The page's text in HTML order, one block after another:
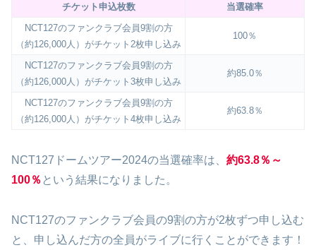
チケット申込枚数
当選確率
NCT127のファンクラブ会員9割の方
（約126,000人）がチケット2枚申し込み
100％
NCT127のファンクラブ会員9割の方
（約126,000人）がチケット3枚申し込み
約85.0％
NCT127のファンクラブ会員9割の方
（約126,000人）がチケット4枚申し込み
約63.8％
NCT127ドームツアー2024の当選確率は、 約63.8％～
100％ という結果になりました。
NCT127のファンクラブ会員の9割の方が2枚ずつ申し込む
と、申し込んだ方の全員がライブに行くことができます！